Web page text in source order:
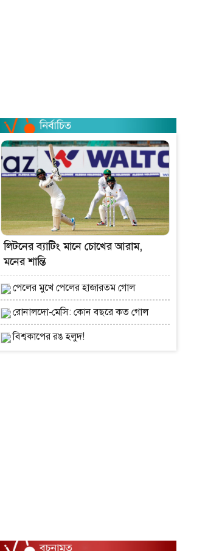
লিটনের ব্যাটিং মানে চোখের আরাম,
মনের শান্তি
পেলের মুখে পেলের হাজারতম গোল
রোনালদো-মেসি: কোন বছরে কত গোল
বিশ্বকাপের রঙ হলুদ!